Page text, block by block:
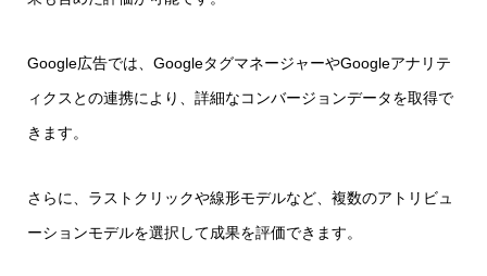
Google広告では、GoogleタグマネージャーやGoogleアナリテ
ィクスとの連携により、詳細なコンバージョンデータを取得で
きます。
さらに、ラストクリックや線形モデルなど、複数のアトリビュ
ーションモデルを選択して成果を評価できます。